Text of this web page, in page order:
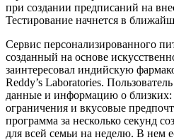
при создании предписаний на
Тестирование начнется в
Сервис персонализированного
созданный на основе
заинтересовал индийскую
Reddy’s Laboratories.
данные и информацию о близких:
ограничения и вкусовые
программа за несколько секунд
для всей семьи на неделю. В нем